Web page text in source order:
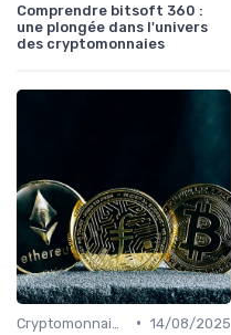
Comprendre bitsoft 360 :
une plongée dans l'univers
des cryptomonnaies
• 14/08/2025